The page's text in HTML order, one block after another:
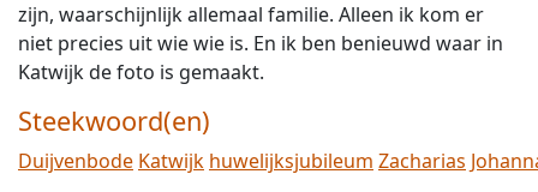
zijn, waarschijnlijk allemaal familie. Alleen ik kom er
niet precies uit wie wie is. En ik ben benieuwd waar in
Katwijk de foto is gemaakt.
Steekwoord(en)
Duijvenbode Katwijk huwelijksjubileum Zacharias